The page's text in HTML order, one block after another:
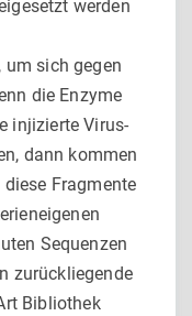
werden
sich gegen
die Enzyme
injizierte Virus-
dann kommen
Fragmente
Sequenzen
zurückliegende
Bibliothek